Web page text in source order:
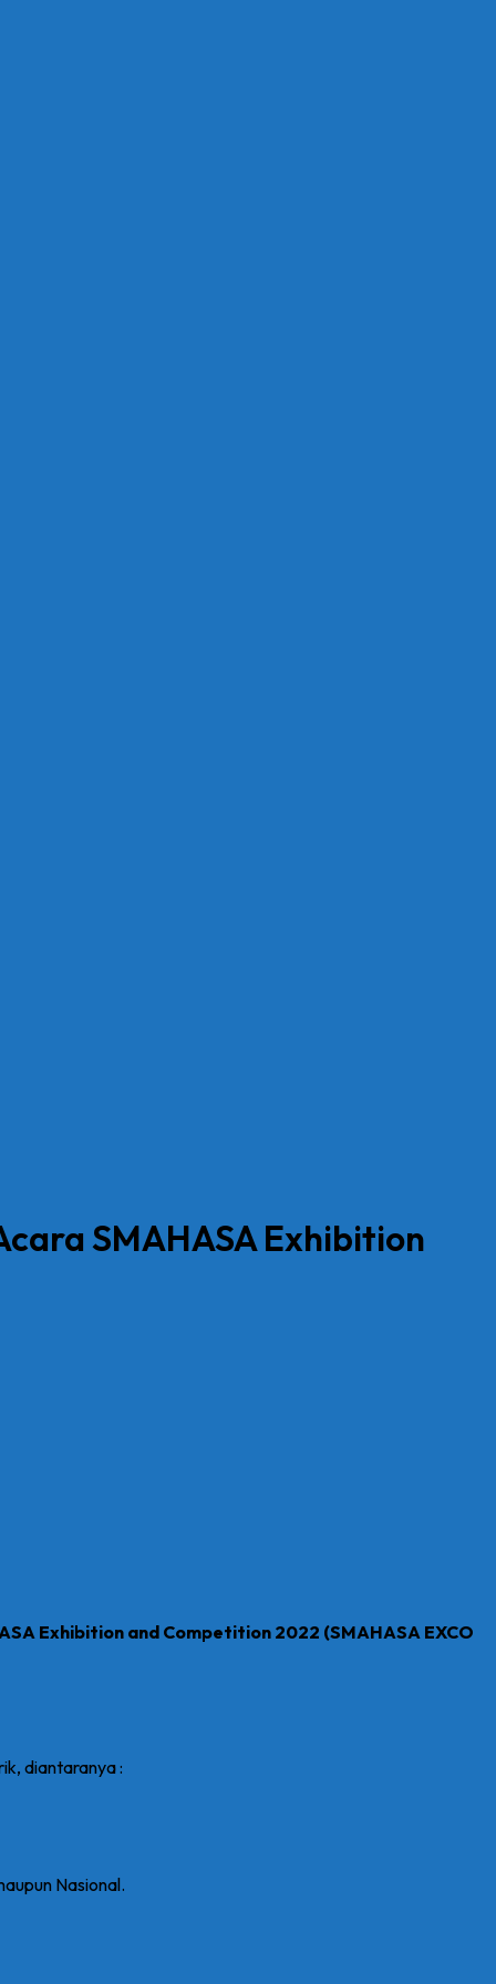
SMAHASA Exhibition
Exhibition and Competition 2022 (SMAHASA EXCO
diantaranya :
Nasional.